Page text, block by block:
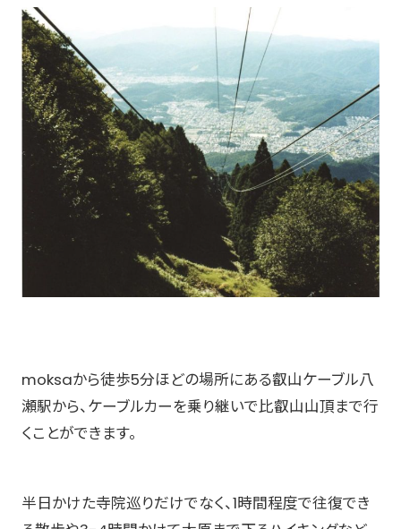
moksaから徒歩5分ほどの場所にある叡山ケーブル八
瀬駅から、ケーブルカーを乗り継いで比叡山山頂まで行
くことができます。
半日かけた寺院巡りだけでなく、1時間程度で往復でき